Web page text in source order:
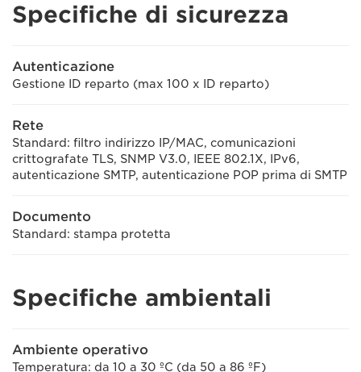
Specifiche di sicurezza
Autenticazione
Gestione ID reparto (max 100 x ID reparto)
Rete
Standard: filtro indirizzo IP/MAC, comunicazioni
crittografate TLS, SNMP V3.0, IEEE 802.1X, IPv6,
autenticazione SMTP, autenticazione POP prima di SMTP
Documento
Standard: stampa protetta
Specifiche ambientali
Ambiente operativo
Temperatura: da 10 a 30 ºC (da 50 a 86 ºF)